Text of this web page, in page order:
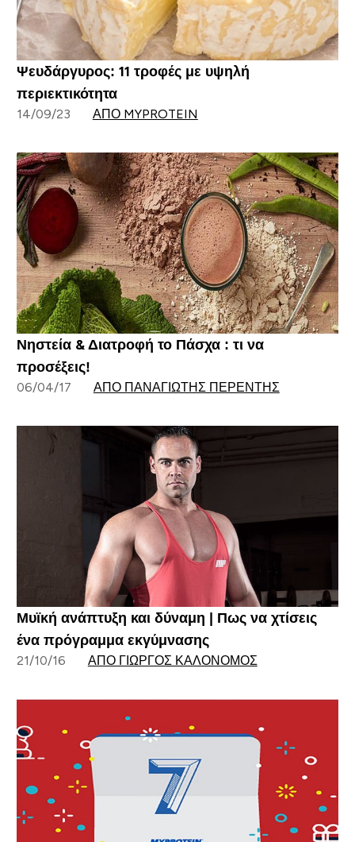
Ψευδάργυρος: 11 τροφές με υψηλή
περιεκτικότητα
14/09/23 ΑΠΌ MYPROTEIN
Νηστεία & Διατροφή το Πάσχα : τι να
προσέξεις!
06/04/17 ΑΠΌ ΠΑΝΑΓΙΏΤΗΣ ΠΕΡΕΝΤΉΣ
Μυϊκή ανάπτυξη και δύναμη | Πως να χτίσεις
ένα πρόγραμμα εκγύμνασης
21/10/16 ΑΠΌ ΓΙΏΡΓΟΣ ΚΑΛΟΝΌΜΟΣ